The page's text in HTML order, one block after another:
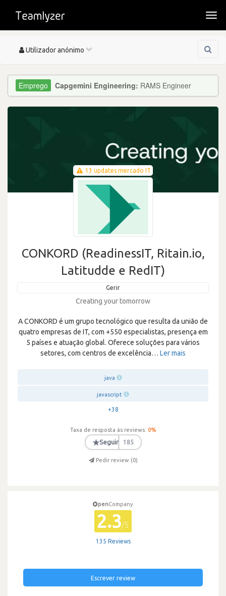
Toggle
Utilizador anónimo
Capgemini Engineering: RAMS Engineer
13 updates mercado IT
CONKORD (ReadinessIT, Ritain.io,
Latitudde e RedIT)
Gerir
Creating your tomorrow
A CONKORD é um grupo tecnológico que resulta da união de
quatro empresas de IT, com +550 especialistas, presença em
5 países e atuação global. Oferece soluções para vários
setores, com centros de excelência… Ler mais
java
javascript
+38
Taxa de resposta às reviews: 0%
★Seguir 185
Pedir review (0)
penCompany
2.3/5
135 Reviews
Escrever review